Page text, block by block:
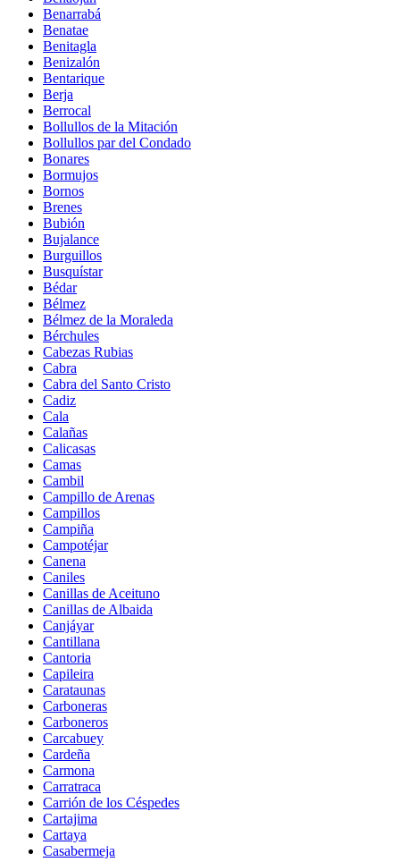
Benarrabá
Benatae
Benitagla
Benizalón
Bentarique
Berja
Berrocal
Bollullos de la Mitación
Bollullos par del Condado
Bonares
Bormujos
Bornos
Brenes
Bubión
Bujalance
Burguillos
Busquístar
Bédar
Bélmez
Bélmez de la Moraleda
Bérchules
Cabezas Rubias
Cabra
Cabra del Santo Cristo
Cadiz
Cala
Calañas
Calicasas
Camas
Cambil
Campillo de Arenas
Campillos
Campiña
Campotéjar
Canena
Caniles
Canillas de Aceituno
Canillas de Albaida
Canjáyar
Cantillana
Cantoria
Capileira
Carataunas
Carboneras
Carboneros
Carcabuey
Cardeña
Carmona
Carratraca
Carrión de los Céspedes
Cartajima
Cartaya
Casabermeja